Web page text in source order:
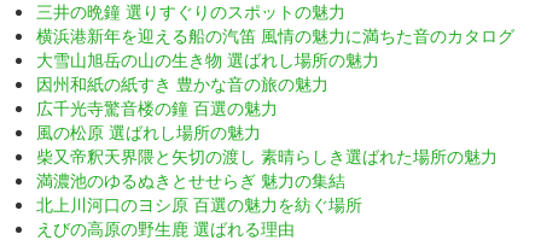
三井の晩鐘 選りすぐりのスポットの魅力
横浜港新年を迎える船の汽笛 風情の魅力に満ちた音のカタログ
大雪山旭岳の山の生き物 選ばれし場所の魅力
因州和紙の紙すき 豊かな音の旅の魅力
広千光寺驚音楼の鐘 百選の魅力
風の松原 選ばれし場所の魅力
柴又帝釈天界隈と矢切の渡し 素晴らしき選ばれた場所の魅力
満濃池のゆるぬきとせせらぎ 魅力の集結
北上川河口のヨシ原 百選の魅力を紡ぐ場所
えびの高原の野生鹿 選ばれる理由